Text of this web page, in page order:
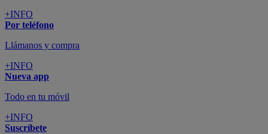
+INFO
Por teléfono
Llámanos y compra
+INFO
Nueva app
Todo en tu móvil
+INFO
Suscríbete